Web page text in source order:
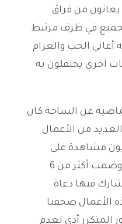
من فراق
في ظرف مرتبط
أغاني الحب والغرام
آخري يحتفلون به
عن الساحة كان
من الأعمال
مشاهدة على
يوتيوب، ومنها "المناجاة 1و2" وضمت أكثر من 6
فيها دعاة
الأعمال صحفيا
المتكرر أدى لعدم